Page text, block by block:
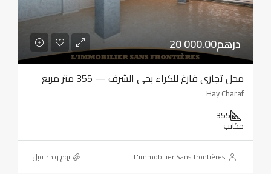
20 000.00درهم
محل تجاري فارغ للكراء بحي الشرف — 355 متر مربع
Hay Charaf
355
مكاتب
L'immobilier Sans frontières ‏يوم واحد قبل